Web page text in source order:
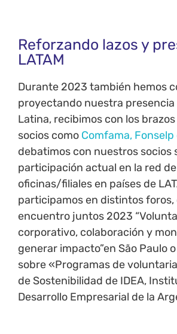
Reforzando lazos y
LATAM
Durante 2023 también hemos
proyectando nuestra presencia
Latina, recibimos con los
socios como Comfama, Fonselp
debatimos con nuestros socios
participación actual en la red
oficinas/filiales en países de
participamos en distintos foros,
encuentro juntos 2023
corporativo, colaboración y
generar impacto”en São Paulo
sobre «Programas de
de Sostenibilidad de IDEA,
Desarrollo Empresarial de la